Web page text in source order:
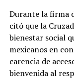
Durante la firma
citó que la
bienestar social
mexicanos en
carencia de
bienvenida al